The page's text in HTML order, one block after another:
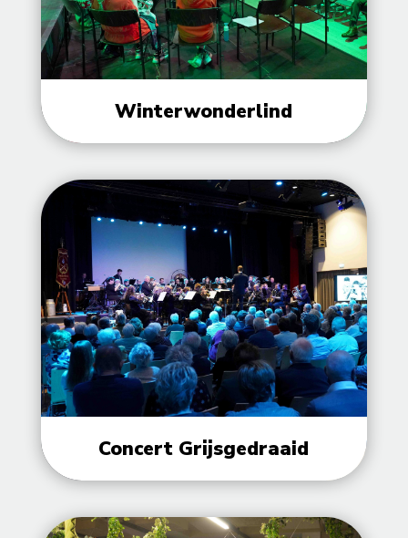
Winterwonderlind
Concert Grijsgedraaid